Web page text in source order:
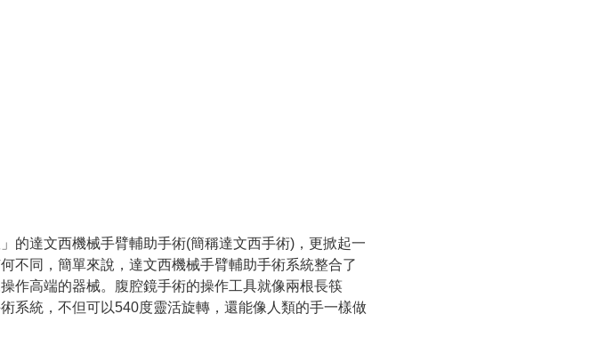
的達文西機械手臂輔助手術(簡稱達文西手術)，更掀起一
不同，簡單來說，達文西機械手臂輔助手術系統整合了
作高端的器械。腹腔鏡手術的操作工具就像兩根長筷
系統，不但可以540度靈活旋轉，還能像人類的手一樣做